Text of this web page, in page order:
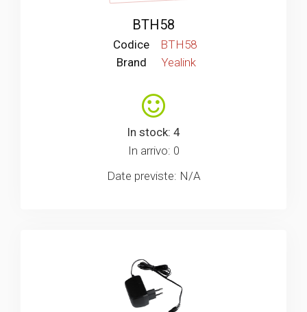
BTH58
Codice
BTH58
Brand
Yealink
In stock: 4
In arrivo: 0
Date previste: N/A